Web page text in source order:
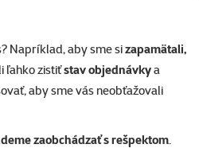
Napríklad, aby sme sizapamätali,
ľahko zistiťstav objednávkya
aby sme vás neobťažovali
zaobchádzať s rešpektom.
Eukanuba
Hodnotenie